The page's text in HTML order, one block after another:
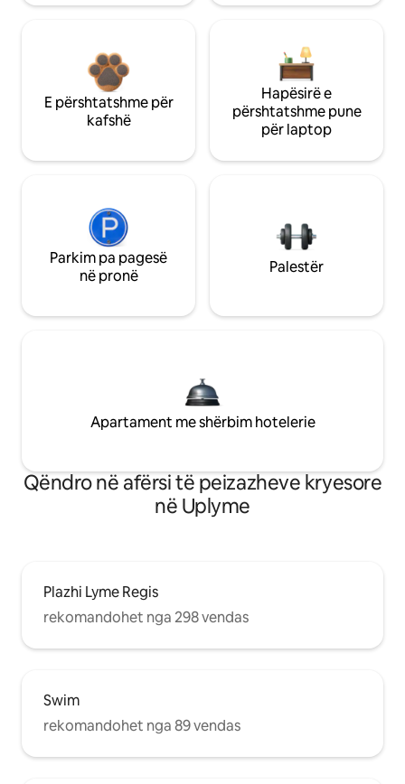
E përshtatshme për
kafshë
Hapësirë e
përshtatshme pune
për laptop
Parkim pa pagesë
në pronë
Palestër
Apartament me shërbim hotelerie
Qëndro në afërsi të peizazheve kryesore
në Uplyme
Plazhi Lyme Regis
rekomandohet nga 298 vendas
Swim
rekomandohet nga 89 vendas